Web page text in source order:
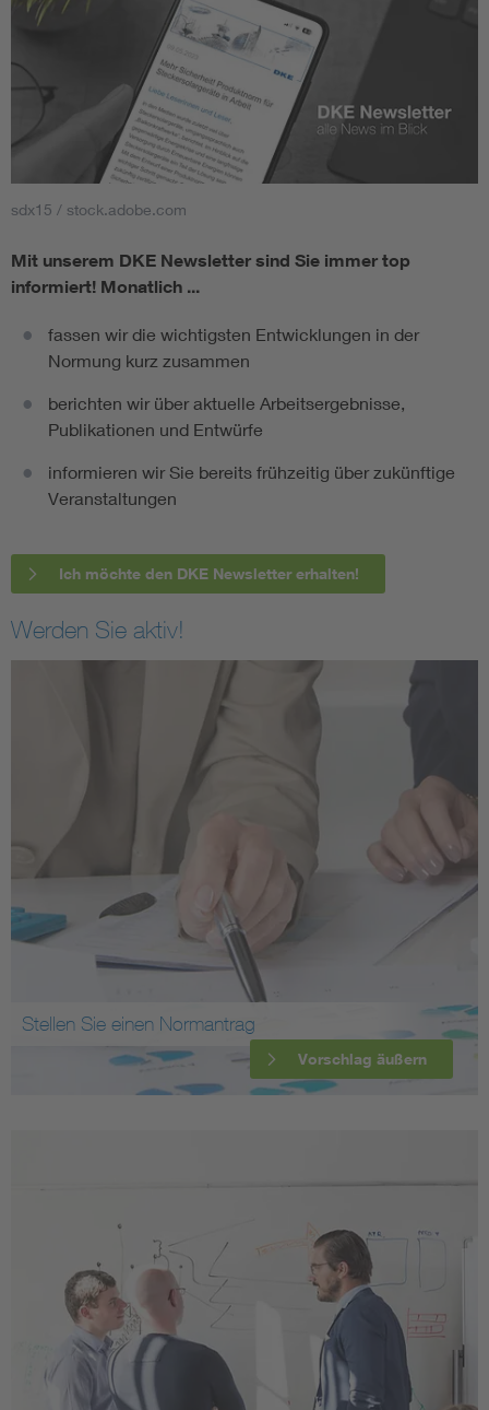
sdx15 / stock.adobe.com
Mit unserem DKE Newsletter sind Sie immer top
informiert! Monatlich ...
fassen wir die wichtigsten Entwicklungen in der
Normung kurz zusammen
berichten wir über aktuelle Arbeitsergebnisse,
Publikationen und Entwürfe
informieren wir Sie bereits frühzeitig über zukünftige
Veranstaltungen
Ich möchte den DKE Newsletter erhalten!
Werden Sie aktiv!
Stellen Sie einen Normantrag
Vorschlag äußern